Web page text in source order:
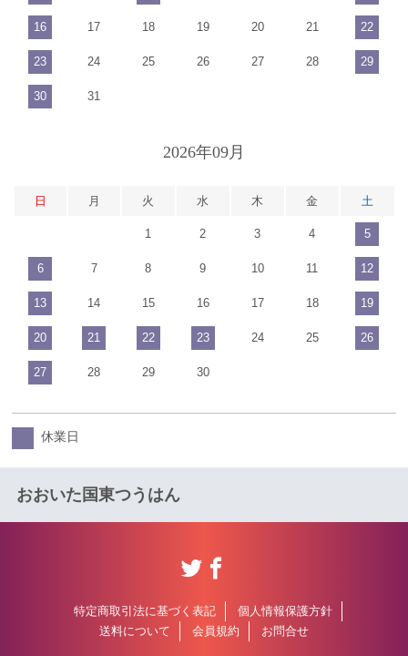
16 17 18 19 20 21 22
23 24 25 26 27 28 29
30 31
2026年09月
日 月 火 水 木 金 土
1 2 3 4 5
6 7 8 9 10 11 12
13 14 15 16 17 18 19
20 21 22 23 24 25 26
27 28 29 30
休業日
おおいた国東つうはん
特定商取引法に基づく表記
個人情報保護方針
送料について
会員規約 お問合せ